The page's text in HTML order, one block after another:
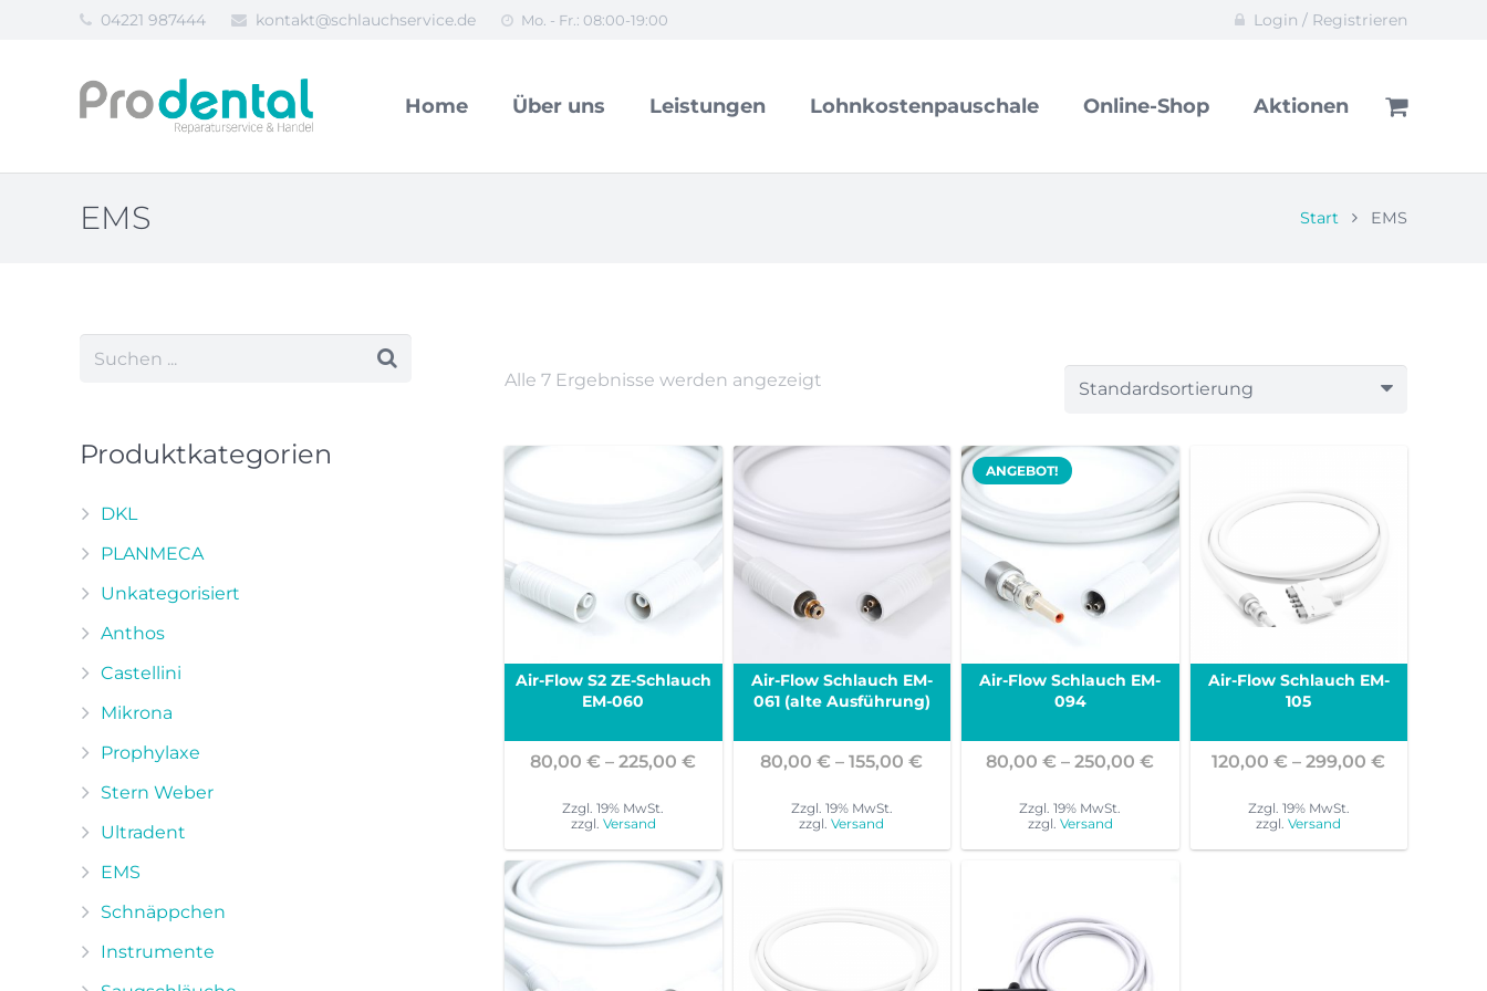
04221 987444 kontakt@schlauchservice.de Mo. - Fr.: 08:00-19:00 Login / Registrieren
Home Über uns Leistungen Lohnkostenpauschale Online-Shop Aktionen
EMS Start EMS
Alle 7 Ergebnisse werden angezeigt
Air-Flow S2 ZE-Schlauch
EM-060
80,00€ –225,00€ Preisspanne:
Zzgl. 19% MwSt.
zzgl. Versand
Dieses
Air-Flow Schlauch EM-
061 (alte Ausführung)
80,00€ –155,00€ Preisspanne:
Zzgl. 19% MwSt.
zzgl.Versand
weist
ANGEBOT!
Air-Flow Schlauch EM-
094
80,00€ –250,00€ Preisspanne:
Zzgl. 19% MwSt.
zzgl. Versand
weist
mehrere
Air-Flow Schlauch EM-
105
120,00€ –299,00€
Zzgl. 19% MwSt.
zzgl.Versand
Produktkategorien
DKL
PLANMECA
Unkategorisiert
Anthos
Castellini
Mikrona
Prophylaxe
Stern Weber
Ultradent
EMS
Schnäppchen
Instrumente